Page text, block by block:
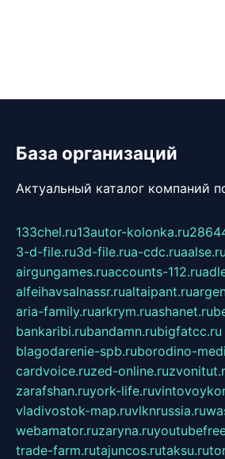
База организаций
Актуальный каталог компаний
133chel.ru13autor-kolonka.ru
3-d-file.ru3d-file.rua-cdc.ruaalse.ru
airgungames.ruaccounts-112.ru
alfeihavsalnassr.rualtaipant.ru
aria-family.ruarkrym.ruashanet.ru
bankaribi.rubandamn.rubigfatcc.ru
blagodarenie-spb.ruborodino-
cardvoice.ruzed-online.ru
zarafshan.ruyork-life.ru
vladivostok-map.ruvlknrussia.ru
webamator.ruzaryna.ru
trade-farm.rutajuncos.rutaksu.ru